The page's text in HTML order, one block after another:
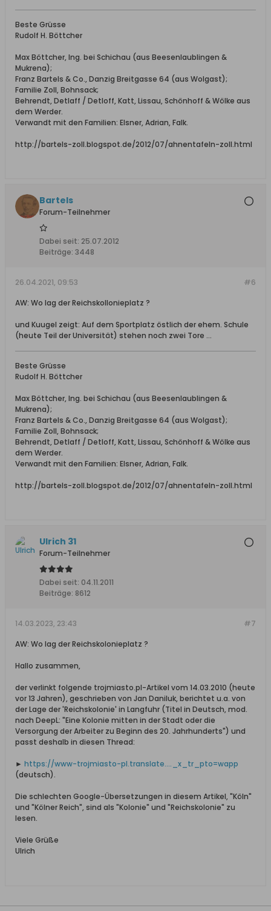
Beste Grüsse
Rudolf H. Böttcher
Max Böttcher, Ing. bei Schichau (aus Beesenlaublingen &
Mukrena);
Franz Bartels & Co., Danzig Breitgasse 64 (aus Wolgast);
Familie Zoll, Bohnsack;
Behrendt, Detlaff / Detloff, Katt, Lissau, Schönhoff & Wölke aus
dem Werder.
Verwandt mit den Familien: Elsner, Adrian, Falk.
http://bartels-zoll.blogspot.de/2012/07/ahnentafeln-zoll.html
Bartels
Forum-Teilnehmer
Dabei seit: 25.07.2012
Beiträge: 3448
#6
26.04.2021, 09:53
AW: Wo lag der Reichskollonieplatz ?
und Kuugel zeigt: Auf dem Sportplatz östlich der ehem. Schule
(heute Teil der Universität) stehen noch zwei Tore ...
Beste Grüsse
Rudolf H. Böttcher
Max Böttcher, Ing. bei Schichau (aus Beesenlaublingen &
Mukrena);
Franz Bartels & Co., Danzig Breitgasse 64 (aus Wolgast);
Familie Zoll, Bohnsack;
Behrendt, Detlaff / Detloff, Katt, Lissau, Schönhoff & Wölke aus
dem Werder.
Verwandt mit den Familien: Elsner, Adrian, Falk.
http://bartels-zoll.blogspot.de/2012/07/ahnentafeln-zoll.html
Ulrich 31
Forum-Teilnehmer
Dabei seit: 04.11.2011
Beiträge: 8612
#7
14.03.2023, 23:43
AW: Wo lag der Reichskolonieplatz ?
Hallo zusammen,
der verlinkt folgende trojmiasto.pl-Artikel vom 14.03.2010 (heute
vor 13 Jahren), geschrieben von Jan Daniluk, berichtet u.a. von
der Lage der 'Reichskolonie' in Langfuhr (Titel in Deutsch, mod.
nach DeepL: "Eine Kolonie mitten in der Stadt oder die
Versorgung der Arbeiter zu Beginn des 20. Jahrhunderts") und
passt deshalb in diesen Thread:
► https://www-trojmiasto-pl.translate...._x_tr_pto=wapp
(deutsch).
Die schlechten Google-Übersetzungen in diesem Artikel, "Köln"
und "Kölner Reich", sind als "Kolonie" und "Reichskolonie" zu
lesen.
Viele Grüße
Ulrich